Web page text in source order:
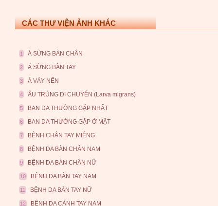
CÁC THƯ VIỆN ẢNH KHÁC
1 Á SỪNG BÀN CHÂN
2 Á SỪNG BÀN TAY
3 Á VẢY NẾN
4 ẤU TRÙNG DI CHUYỂN (Larva migrans)
5 BAN DA THƯỜNG GẶP NHẤT
6 BAN DA THƯỜNG GẶP Ở MẶT
7 BỆNH CHÂN TAY MIỆNG
8 BỆNH DA BÀN CHÂN NAM
9 BỆNH DA BÀN CHÂN NỮ
10 BỆNH DA BÀN TAY NAM
11 BỆNH DA BÀN TAY NỮ
12 BỆNH DA CÁNH TAY NAM